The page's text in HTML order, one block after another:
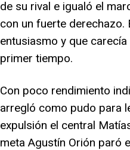
de su rival e igualó el
con un fuerte derechazo.
entusiasmo y que
primer tiempo.
Con poco rendimiento
arregló como pudo para
expulsión el central
meta Agustín Orión paró